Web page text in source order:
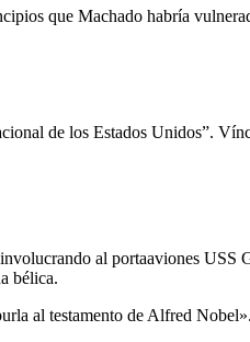
que Machado habría
de los Estados Unidos”.
al portaaviones USS
bélica.
al testamento de Alfred Nobel».